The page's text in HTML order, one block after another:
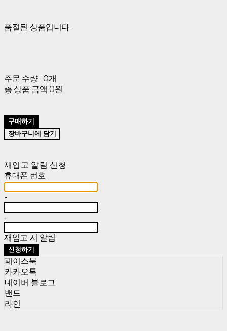
품절된 상품입니다.
주문 수량 0개
총 상품 금액 0원
구매하기
장바구니에 담기
재입고 알림 신청
휴대폰 번호
-
-
재입고 시 알림
신청하기
페이스북
카카오톡
네이버 블로그
밴드
라인